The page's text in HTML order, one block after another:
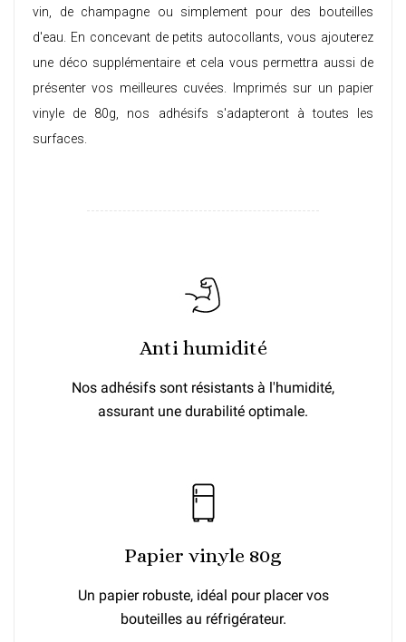
vin, de champagne ou simplement pour des bouteilles
d'eau. En concevant de petits autocollants, vous ajouterez
une déco supplémentaire et cela vous permettra aussi de
présenter vos meilleures cuvées. Imprimés sur un papier
vinyle de 80g, nos adhésifs s'adapteront à toutes les
surfaces.
Anti humidité
Nos adhésifs sont résistants à l'humidité,
assurant une durabilité optimale.
Papier vinyle 80g
Un papier robuste, idéal pour placer vos
bouteilles au réfrigérateur.